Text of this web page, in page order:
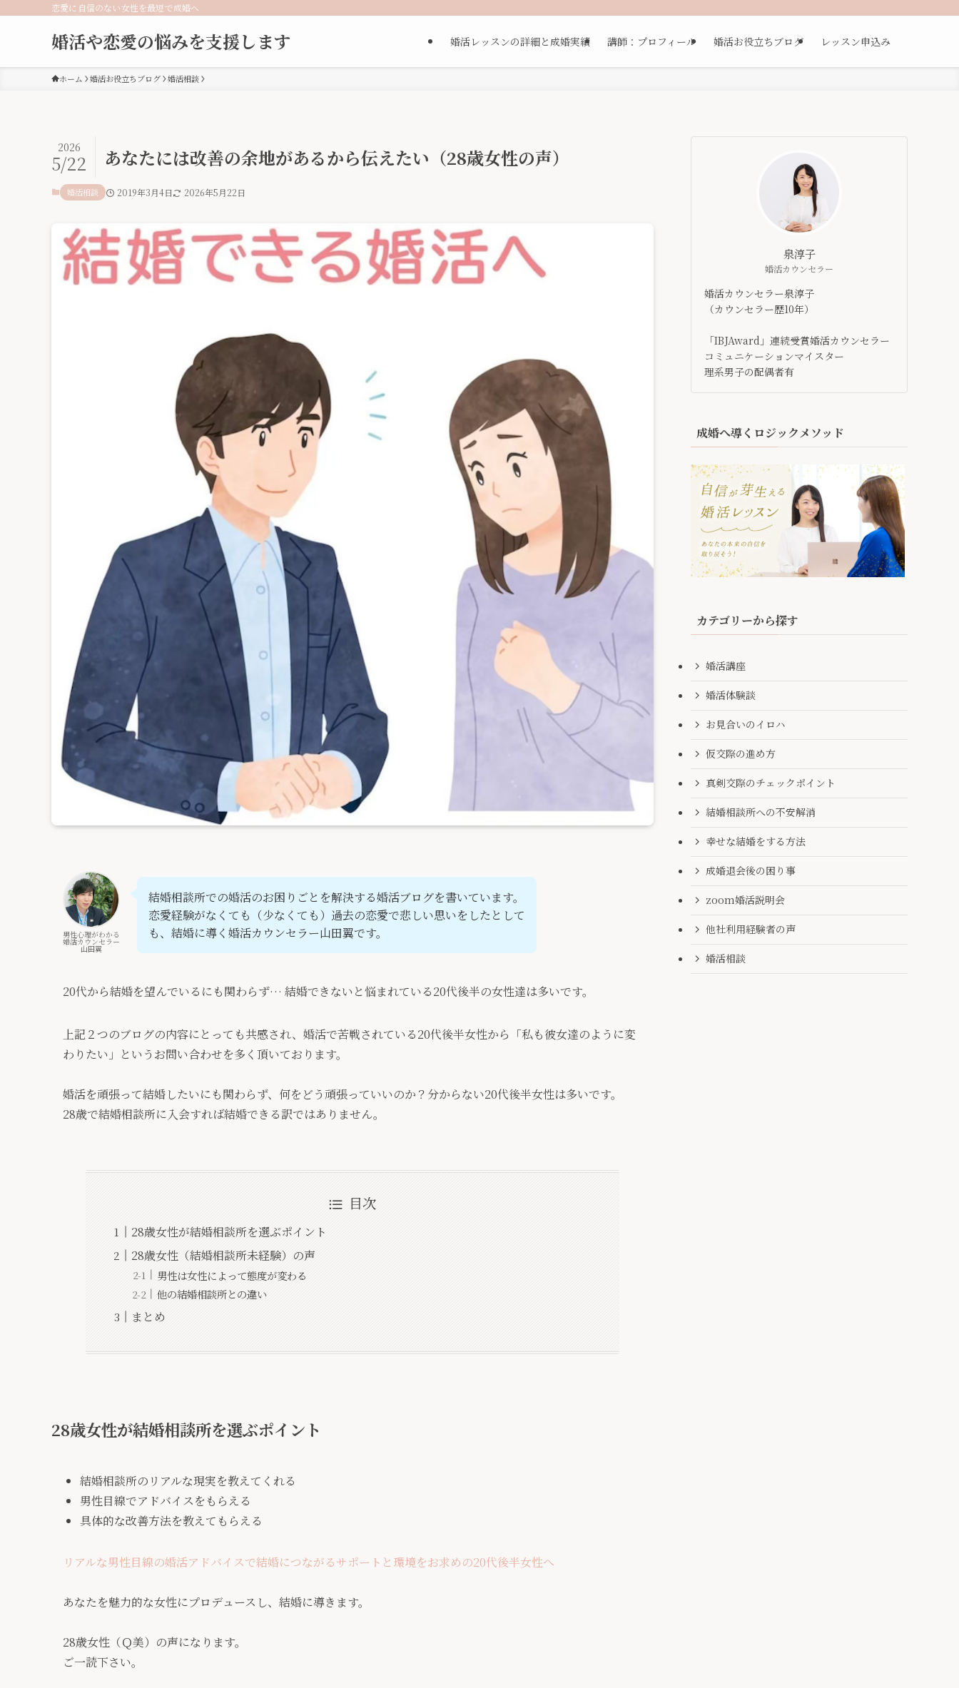
恋愛に自信のない女性を最短で成婚へ
婚活や恋愛の悩みを支援します 婚活レッスンの詳細と成婚実績 講師：プロフィール 婚活お役立ちブログ レッスン申込み
ホーム 婚活お役立ちブログ 婚活相談
あなたには改善の余地があるから伝えたい（28歳女性の声）
2026
5/22
婚活相談 2019年3月4日 2026年5月22日
男性心理がわかる
婚活カウンセラー
山田翼
結婚相談所での婚活のお困りごとを解決する婚活ブログを書いています。
恋愛経験がなくても（少なくても）過去の恋愛で悲しい思いをしたとして
も、結婚に導く婚活カウンセラー山田翼です。
20代から結婚を望んでいるにも関わらず… 結婚できないと悩まれている20代後半の女性達は多いです。
上記２つのブログの内容にとっても共感され、婚活で苦戦されている20代後半女性から「私も彼女達のように変
わりたい 」というお問い合わせを多く頂いております。
婚活を頑張って結婚したいにも関わらず、何をどう頑張っていいのか？分からない20代後半女性は多いです。
28歳で結婚相談所に入会すれば結婚できる訳ではありません。
目次
28歳女性が結婚相談所を選ぶポイント
28歳女性（結婚相談所未経験）の声
男性は女性によって態度が変わる
他の結婚相談所との違い
まとめ
28歳女性が結婚相談所を選ぶポイント
結婚相談所のリアルな現実を教えてくれる
男性目線でアドバイスをもらえる
具体的な改善方法を教えてもらえる
リアルな男性目線の婚活アドバイスで結婚につながるサポートと環境をお求めの20代後半女性へ
あなたを魅力的な女性にプロデュースし、結婚に導きます。
28歳女性（Ｑ美）の声になります。
ご一読下さい。
泉淳子
婚活カウンセラー
婚活カウンセラー泉淳子
（カウンセラー歴10年）
「IBJAward」連続受賞婚活カウンセラー
コミュニケーションマイスター
理系男子の配偶者有
成婚へ導くロジックメソッド
カテゴリーから探す
婚活講座
婚活体験談
お見合いのイロハ
仮交際の進め方
真剣交際のチェックポイント
結婚相談所への不安解消
幸せな結婚をする方法
成婚退会後の困り事
zoom婚活説明会
他社利用経験者の声
婚活相談